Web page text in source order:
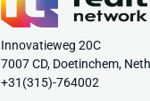
Innovatieweg 20C
7007 CD, Doetinchem,
+31(315)-764002